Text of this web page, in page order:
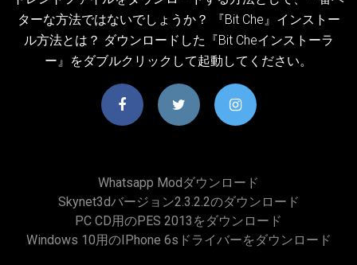
ターな方法ではないでしょうか？ 『Bit Che』インストー
ル方法とは？ ダウンロードした『Bit Cheインストーラ
ー』をダブルクリックして起動してください。
Whatsapp Modダウンロード
Skynet3dバージョン2.3.2.2のダウンロード
PC CD用のPES 2013をダウンロード
Windows 10用のiPhone 6sドライバーをダウンロード